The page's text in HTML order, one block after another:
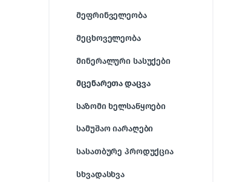
მეფრინველეობა
მეცხოველეობა
მინერალური სასუქები
მცენარეთა დაცვა
საზომი ხელსაწყოები
სამუშაო იარაღები
სასათბურე პროდუქცია
სხვადასხვა